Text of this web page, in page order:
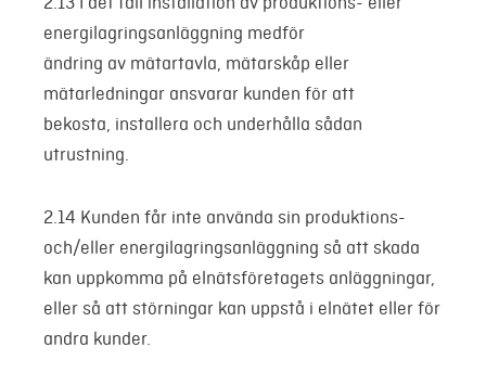
energilagringsanläggning medför
ändring av mätartavla, mätarskåp eller
mätarledningar ansvarar kunden för att
bekosta, installera och underhålla sådan
utrustning.
2.14 Kunden får inte använda sin produktions-
och/eller energilagringsanläggning så att skada
kan uppkomma på elnätsföretagets anläggningar,
eller så att störningar kan uppstå i elnätet eller för
andra kunder.